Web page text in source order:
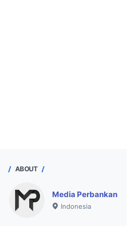
ABOUT
Media Perbankan
Indonesia